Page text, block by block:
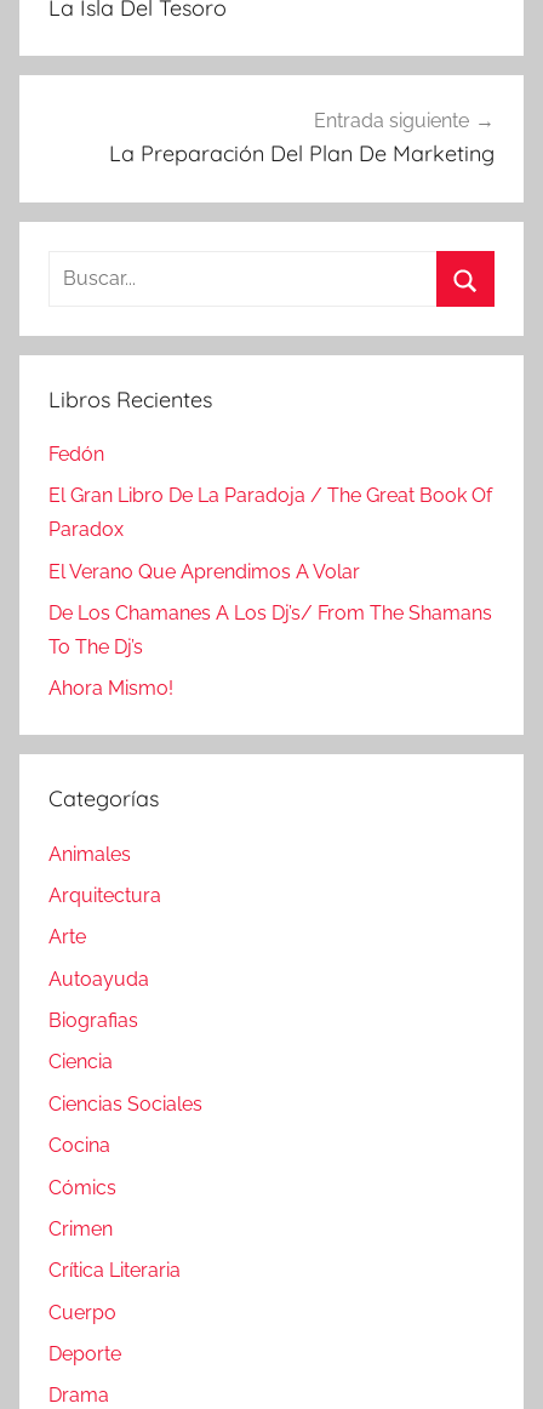
La Isla Del Tesoro
Entrada siguiente
La Preparación Del Plan De Marketing
Buscar:
Libros Recientes
Fedón
El Gran Libro De La Paradoja / The Great Book Of
Paradox
El Verano Que Aprendimos A Volar
De Los Chamanes A Los Dj’s/ From The Shamans
To The Dj’s
Ahora Mismo!
Categorías
Animales
Arquitectura
Arte
Autoayuda
Biografias
Ciencia
Ciencias Sociales
Cocina
Cómics
Crimen
Crítica Literaria
Cuerpo
Deporte
Drama